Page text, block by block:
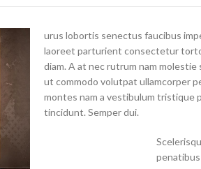
urus lobortis senectus faucibus
laoreet parturient consectetur
diam. A at nec rutrum nam
ut commodo volutpat ullamcorper
montes nam a vestibulum
tincidunt. Semper dui.